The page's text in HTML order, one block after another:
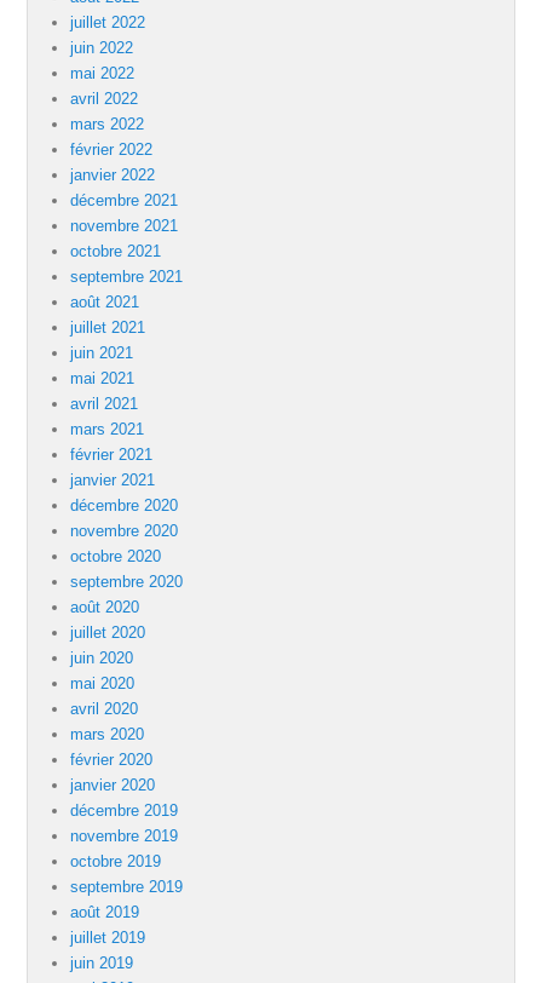
juillet 2022
juin 2022
mai 2022
avril 2022
mars 2022
février 2022
janvier 2022
décembre 2021
novembre 2021
octobre 2021
septembre 2021
août 2021
juillet 2021
juin 2021
mai 2021
avril 2021
mars 2021
février 2021
janvier 2021
décembre 2020
novembre 2020
octobre 2020
septembre 2020
août 2020
juillet 2020
juin 2020
mai 2020
avril 2020
mars 2020
février 2020
janvier 2020
décembre 2019
novembre 2019
octobre 2019
septembre 2019
août 2019
juillet 2019
juin 2019